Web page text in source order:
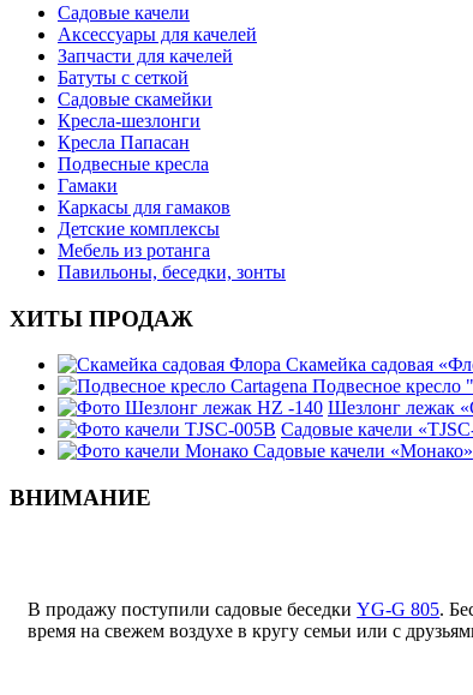
Садовые качели
Аксессуары для качелей
Запчасти для качелей
Батуты с сеткой
Садовые скамейки
Кресла-шезлонги
Кресла Папасан
Подвесные кресла
Гамаки
Каркасы для гамаков
Детские комплексы
Мебель из ротанга
Павильоны, беседки, зонты
ХИТЫ ПРОДАЖ
Скамейка садовая
Подвесное кресло
Шезлонг лежак
Садовые качели
Садовые качели «Монако»
ВНИМАНИЕ
В продажу поступили садовые беседкиYG-G 805.
время на свежем воздухе в кругу семьи или с